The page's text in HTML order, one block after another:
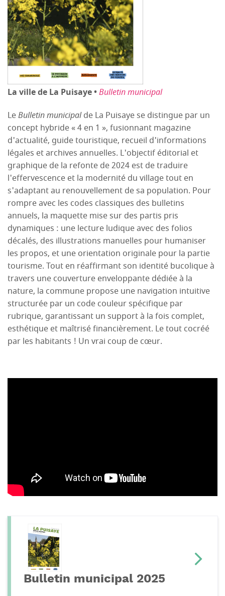
La ville de La Puisaye •Bulletin municipal
LeBulletin municipalde La Puisaye se distingue par un
concept hybride « 4 en 1 », fusionnant magazine
d'actualité, guide touristique, recueil d'informations
légales et archives annuelles. L'objectif éditorial et
graphique de la refonte de 2024 est de traduire
l'effervescence et la modernité du village tout en
s'adaptant au renouvellement de sa population. Pour
rompre avec les codes classiques des bulletins
annuels, la maquette mise sur des partis pris
dynamiques : une lecture ludique avec des folios
décalés, des illustrations manuelles pour humaniser
les propos, et une orientation originale pour la partie
tourisme. Tout en réaffirmant son identité bucolique à
travers une couverture enveloppante dédiée à la
nature, la commune propose une navigation intuitive
structurée par un code couleur spécifique par
rubrique, garantissant un support à la fois complet,
esthétique et maîtrisé financièrement. Le tout cocréé
par les habitants ! Un vrai coup de cœur.
Bulletin municipal 2025